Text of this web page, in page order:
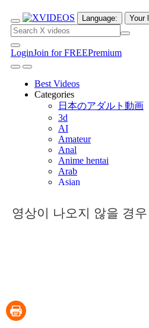
영상이 나오지 않을 경우